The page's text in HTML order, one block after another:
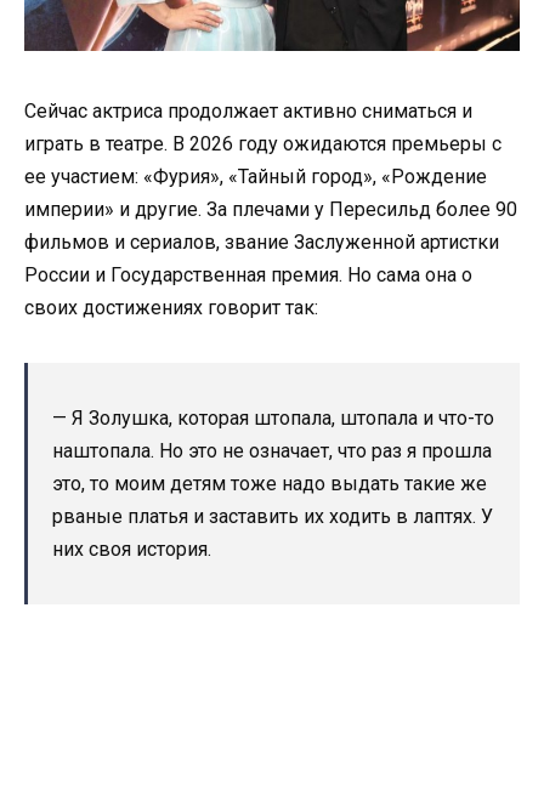
Сейчас актриса продолжает активно сниматься и
играть в театре. В 2026 году ожидаются премьеры с
ее участием: «Фурия», «Тайный город», «Рождение
империи» и другие. За плечами у Пересильд более 90
фильмов и сериалов, звание Заслуженной артистки
России и Государственная премия. Но сама она о
своих достижениях говорит так:
— Я Золушка, которая штопала, штопала и что-то
наштопала. Но это не означает, что раз я прошла
это, то моим детям тоже надо выдать такие же
рваные платья и заставить их ходить в лаптях. У
них своя история.